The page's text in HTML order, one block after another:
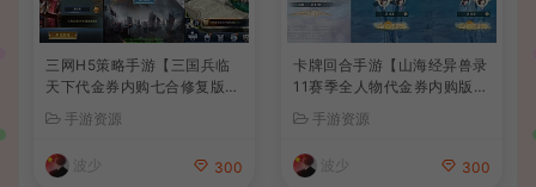
三网H5策略手游【三国兵临
天下代金券内购七合修复版】
+Linux手工服务端+管理后台
+GM授权后台+简易安卓客户
端+详细搭建教程+视频教程
手游资源
波少 300
卡牌回合手游【山海经异兽录
11赛季全人物代金券内购版】
GM后台+管理后台+热更修改
工具+安卓+详细搭建教程
手游资源
波少 300